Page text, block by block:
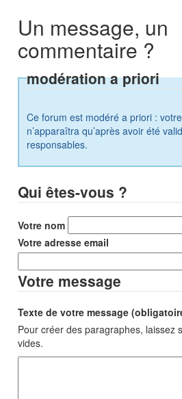
Un message, un
commentaire ?
modération a priori
Ce forum est modéré a priori :
n’apparaîtra qu’après avoir été
responsables.
Qui êtes-vous ?
Votre nom
Votre adresse email
Votre message
Texte de votre message
Pour créer des paragraphes, laissez
vides.